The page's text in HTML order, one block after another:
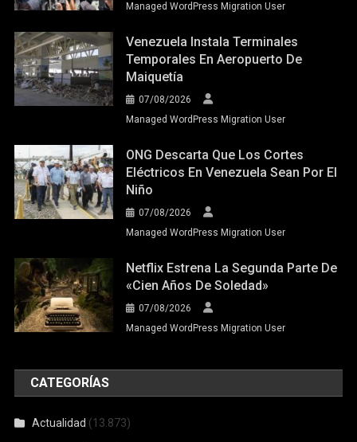
Managed WordPress Migration User
Venezuela Instala Terminales
Temporales En Aeropuerto De
Maiquetía
07/08/2026
Managed WordPress Migration User
ONG Descarta Que Los Cortes
Eléctricos En Venezuela Sean Por El
Niño
07/08/2026
Managed WordPress Migration User
Netflix Estrena La Segunda Parte De
«Cien Años De Soledad»
07/08/2026
Managed WordPress Migration User
CATEGORÍAS
Actualidad (13.873)